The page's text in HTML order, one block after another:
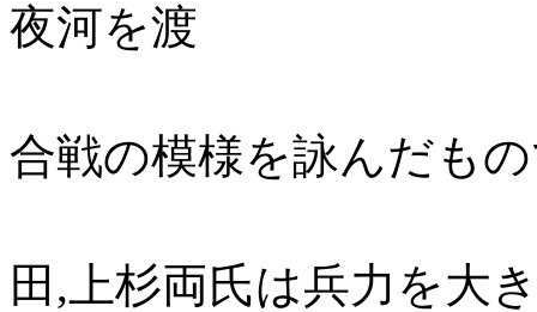
夜河を渡
合戦の模様を詠んだも
田,上杉両氏は兵力を大